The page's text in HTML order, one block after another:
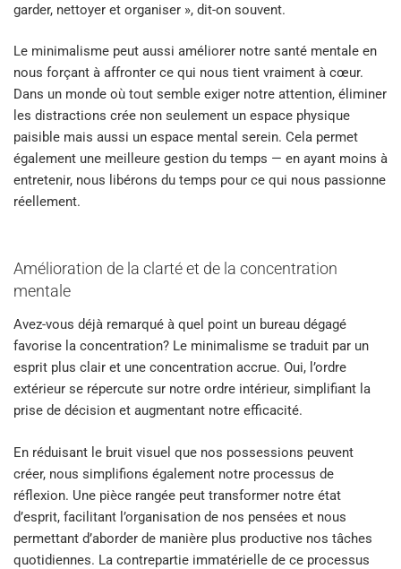
garder, nettoyer et organiser », dit-on souvent.
Le minimalisme peut aussi améliorer notre santé mentale en
nous forçant à affronter ce qui nous tient vraiment à cœur.
Dans un monde où tout semble exiger notre attention, éliminer
les distractions crée non seulement un espace physique
paisible mais aussi un espace mental serein. Cela permet
également une meilleure gestion du temps — en ayant moins à
entretenir, nous libérons du temps pour ce qui nous passionne
réellement.
Amélioration de la clarté et de la concentration
mentale
Avez-vous déjà remarqué à quel point un bureau dégagé
favorise la concentration? Le minimalisme se traduit par un
esprit plus clair et une concentration accrue. Oui, l’ordre
extérieur se répercute sur notre ordre intérieur, simplifiant la
prise de décision et augmentant notre efficacité.
En réduisant le bruit visuel que nos possessions peuvent
créer, nous simplifions également notre processus de
réflexion. Une pièce rangée peut transformer notre état
d’esprit, facilitant l’organisation de nos pensées et nous
permettant d’aborder de manière plus productive nos tâches
quotidiennes. La contrepartie immatérielle de ce processus